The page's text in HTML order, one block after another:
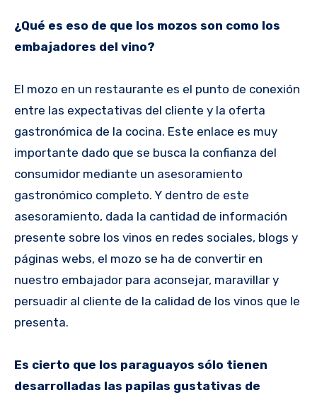
¿Qué es eso de que los mozos son como los
embajadores del vino?
El mozo en un restaurante es el punto de conexión
entre las expectativas del cliente y la oferta
gastronómica de la cocina. Este enlace es muy
importante dado que se busca la confianza del
consumidor mediante un asesoramiento
gastronómico completo. Y dentro de este
asesoramiento, dada la cantidad de información
presente sobre los vinos en redes sociales, blogs y
páginas webs, el mozo se ha de convertir en
nuestro embajador para aconsejar, maravillar y
persuadir al cliente de la calidad de los vinos que le
presenta.
Es cierto que los paraguayos sólo tienen
desarrolladas las papilas gustativas de